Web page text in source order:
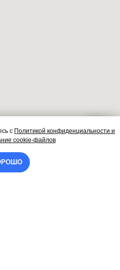
с Политикой конфиденциальности и
cookie-файлов
Контакты